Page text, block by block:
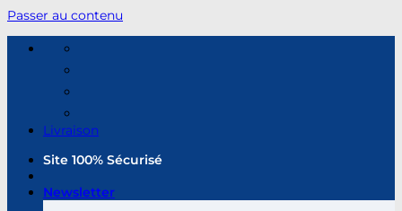
Passer au contenu
Livraison
Site 100% Sécurisé
Newsletter